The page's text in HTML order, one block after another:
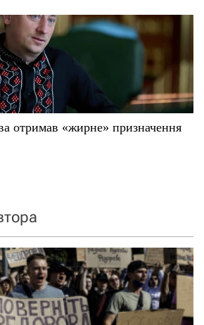
отримав «жирне» призначення